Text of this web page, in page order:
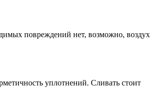
повреждений нет, возможно, воздух
уплотнений. Сливать стоит